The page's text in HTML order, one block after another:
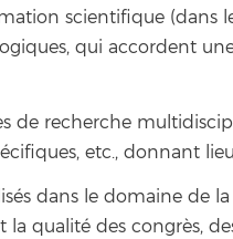
scientifique
qui accordent
de recherche
etc., donnant
dans le domaine
qualité des congrès,